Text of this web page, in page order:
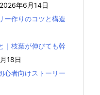
2026年6月14日
ー作りのコツと構造
｜枝葉が伸びても幹
18日
心者向けストーリー